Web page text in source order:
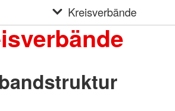
Kreisverbände